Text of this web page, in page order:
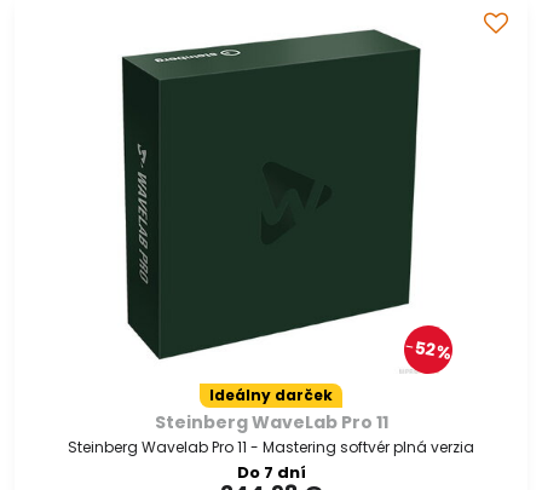
52%
Ideálny darček
Steinberg WaveLab Pro 11
Steinberg Wavelab Pro 11 - Mastering softvér plná verzia
Do 7 dní